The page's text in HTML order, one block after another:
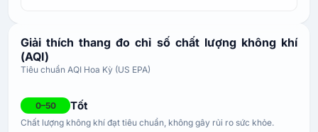
Giải thích thang đo chỉ số chất lượng không khí
(AQI)
Tiêu chuẩn AQI Hoa Kỳ (US EPA)
0–50 Tốt
Chất lượng không khí đạt tiêu chuẩn, không gây rủi ro sức khỏe.